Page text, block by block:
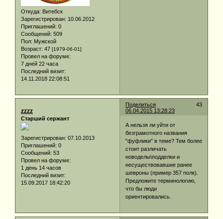
Откуда: Витебск
Зарегистрирован: 10.06.2012
Приглашений: 0
Сообщений: 509
Пол: Мужской
Возраст: 47 [1979-06-01]
Провел на форуме:
7 дней 22 часа
Последний визит:
14.11.2018 22:08:51
Поделиться
43
06.04.2015 13:28:23
zzzz
Старший сержант
Зарегистрирован: 07.10.2013
Приглашений: 0
Сообщений: 53
Провел на форуме:
1 день 14 часов
Последний визит:
15.09.2017 18:42:20
А нельзя ли уйти от
безграмотного названия
"фуфлики" в теме? Тем более
стоит различать
новоделы\подделки и
несуществовавшие ранее
шевроны (пример 357 полк).
Предложите терминологию,
что бы люди
ориентировались.